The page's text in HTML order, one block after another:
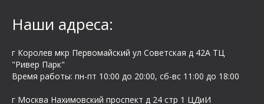
Наши адреса:
г Королев мкр Первомайский ул Cоветская д 42А ТЦ
"Ривер Парк"
Время работы: пн-пт 10:00 до 20:00, сб-вс 11:00 до 18:00
г Москва Нахимовский проспект д 24 стр 1 ЦДиИ